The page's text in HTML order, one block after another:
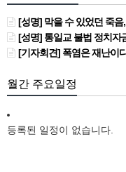
[성명] 막을 수 있었던 죽음, HL만도가 책임져라
[성명] 통일교 불법 정치자
[기자회견] 폭염은 재난이다! 폭염으로부터 안
월간 주요일정
등록된 일정이 없습니다.